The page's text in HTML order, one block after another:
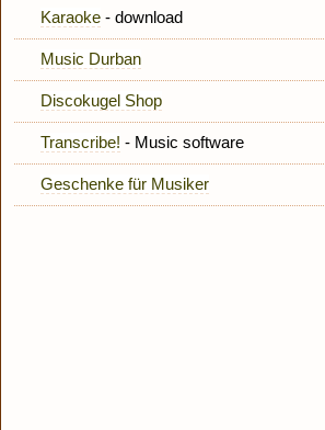
Karaoke - download
Music Durban
Discokugel Shop
Transcribe! - Music software
Geschenke für Musiker